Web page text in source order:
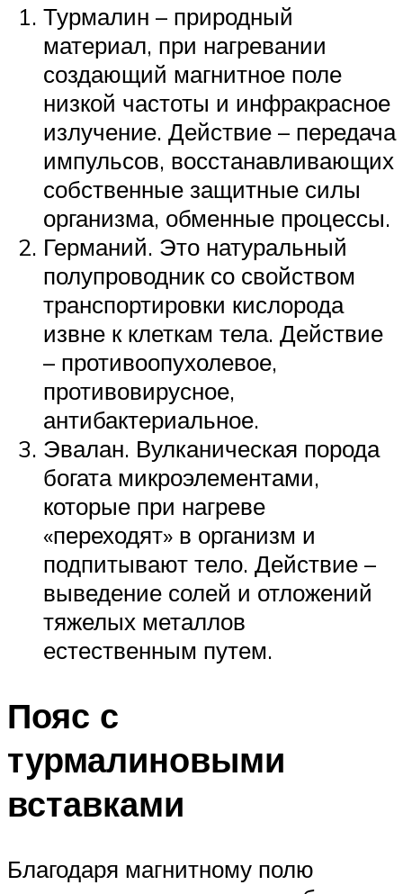
Турмалин – природный
материал, при нагревании
создающий магнитное поле
низкой частоты и инфракрасное
излучение. Действие – передача
импульсов, восстанавливающих
собственные защитные силы
организма, обменные процессы.
Германий. Это натуральный
полупроводник со свойством
транспортировки кислорода
извне к клеткам тела. Действие
– противоопухолевое,
противовирусное,
антибактериальное.
Эвалан. Вулканическая порода
богата микроэлементами,
которые при нагреве
«переходят» в организм и
подпитывают тело. Действие –
выведение солей и отложений
тяжелых металлов
естественным путем.
Пояс с
турмалиновыми
вставками
Благодаря магнитному полю